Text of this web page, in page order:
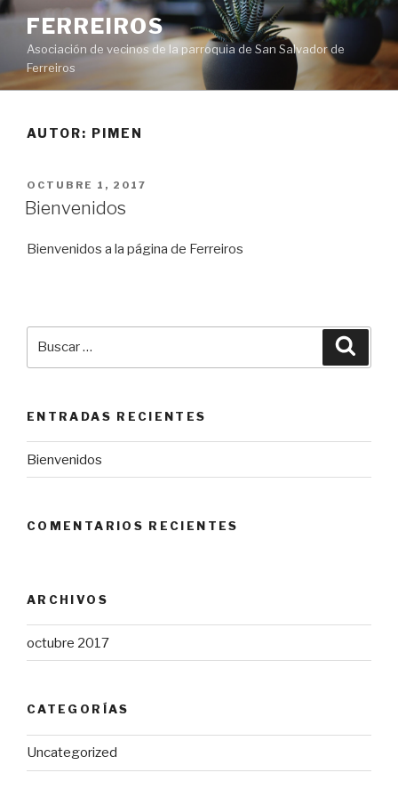
Saltar
contenido
FERREIROS
Asociación de vecinos de la parroquia de San Salvador de
Ferreiros
AUTOR: PIMEN
PUBLICADO
EL
OCTUBRE 1, 2017
Bienvenidos
Bienvenidos a la página de Ferreiros
ENTRADAS RECIENTES
Bienvenidos
COMENTARIOS RECIENTES
ARCHIVOS
octubre 2017
CATEGORÍAS
Uncategorized